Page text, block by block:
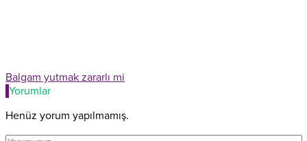
Balgam yutmak zararlı mi
Yorumlar
Henüz yorum yapılmamış.